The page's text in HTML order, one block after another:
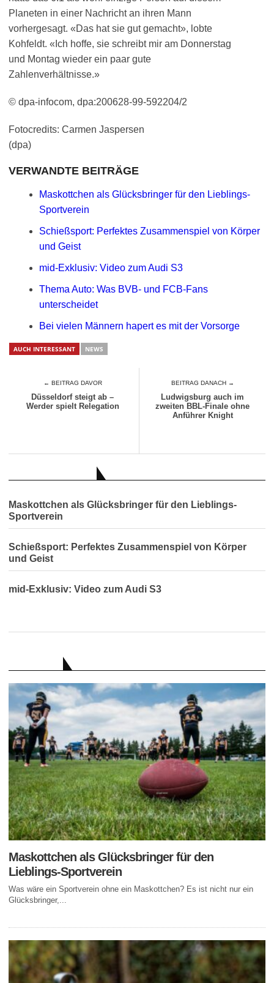
Planeten in einer Nachricht an ihren Mann
vorhergesagt. «Das hat sie gut gemacht», lobte
Kohfeldt. «Ich hoffe, sie schreibt mir am Donnerstag
und Montag wieder ein paar gute
Zahlenverhältnisse.»
© dpa-infocom, dpa:200628-99-592204/2
Fotocredits: Carmen Jaspersen
(dpa)
VERWANDTE BEITRÄGE
Maskottchen als Glücksbringer für den Lieblings-
Sportverein
Schießsport: Perfektes Zusammenspiel von Körper
und Geist
mid-Exklusiv: Video zum Audi S3
Thema Auto: Was BVB- und FCB-Fans
unterscheidet
Bei vielen Männern hapert es mit der Vorsorge
AUCH INTERESSANT NEWS
← BEITRAG DAVOR
Düsseldorf steigt ab –
Werder spielt Relegation
BEITRAG DANACH →
Ludwigsburg auch im
zweiten BBL-Finale ohne
Anführer Knight
Maskottchen als Glücksbringer für den Lieblings-
Sportverein
Schießsport: Perfektes Zusammenspiel von Körper
und Geist
mid-Exklusiv: Video zum Audi S3
Maskottchen als Glücksbringer für den
Lieblings-Sportverein
Was wäre ein Sportverein ohne ein Maskottchen? Es ist nicht nur ein
Glücksbringer,...